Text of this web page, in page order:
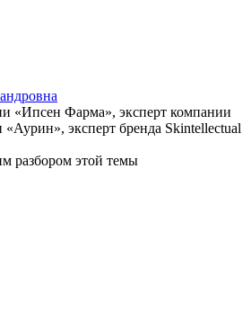
«Ипсен Фарма», эксперт компании
эксперт бренда Skintellectual
разбором этой темы